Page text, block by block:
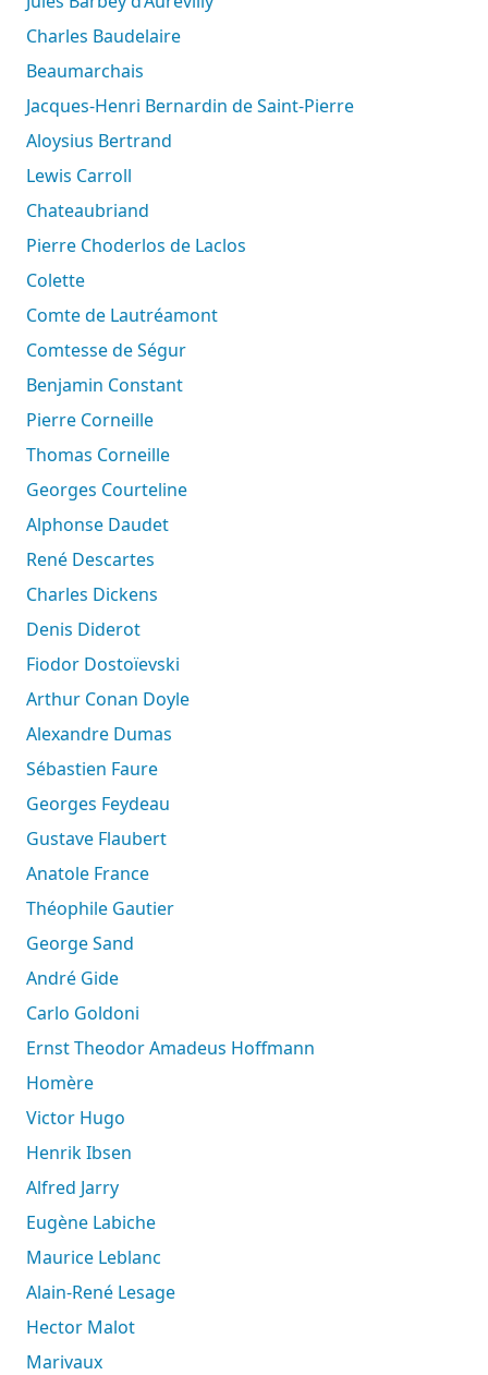
Charles Baudelaire
Beaumarchais
Jacques-Henri Bernardin de Saint-Pierre
Aloysius Bertrand
Lewis Carroll
Chateaubriand
Pierre Choderlos de Laclos
Colette
Comte de Lautréamont
Comtesse de Ségur
Benjamin Constant
Pierre Corneille
Thomas Corneille
Georges Courteline
Alphonse Daudet
René Descartes
Charles Dickens
Denis Diderot
Fiodor Dostoïevski
Arthur Conan Doyle
Alexandre Dumas
Sébastien Faure
Georges Feydeau
Gustave Flaubert
Anatole France
Théophile Gautier
George Sand
André Gide
Carlo Goldoni
Ernst Theodor Amadeus Hoffmann
Homère
Victor Hugo
Henrik Ibsen
Alfred Jarry
Eugène Labiche
Maurice Leblanc
Alain-René Lesage
Hector Malot
Marivaux